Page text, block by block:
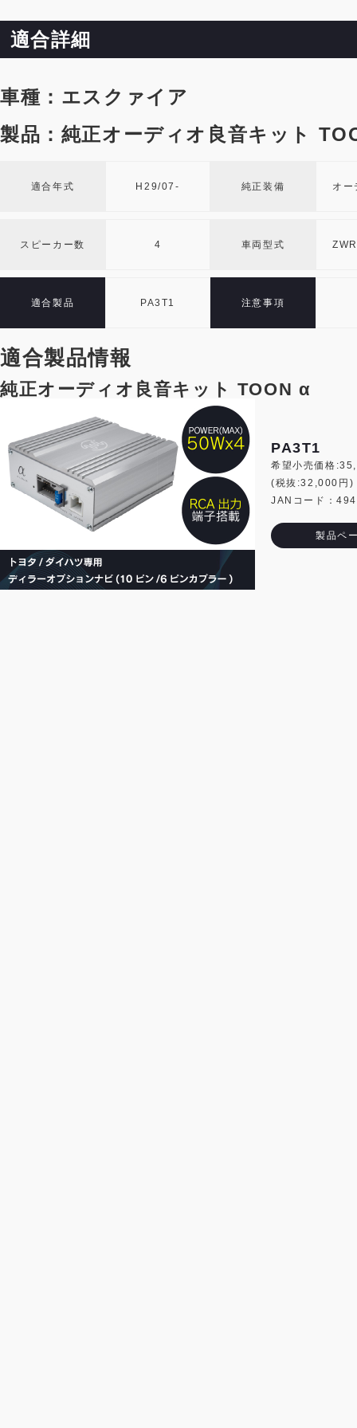
適合詳細
車種：エスクァイア
製品：純正オーディオ良音キット
適合年式 H29/07- 純正装備 オ
スピーカー数 4 車両型式
適合製品 PA3T1 注意事項
適合製品情報
純正オーディオ良音キット TOON α
PA3T1
希望小売価格
(税抜:32,000円)
JANコード：
製品ペ